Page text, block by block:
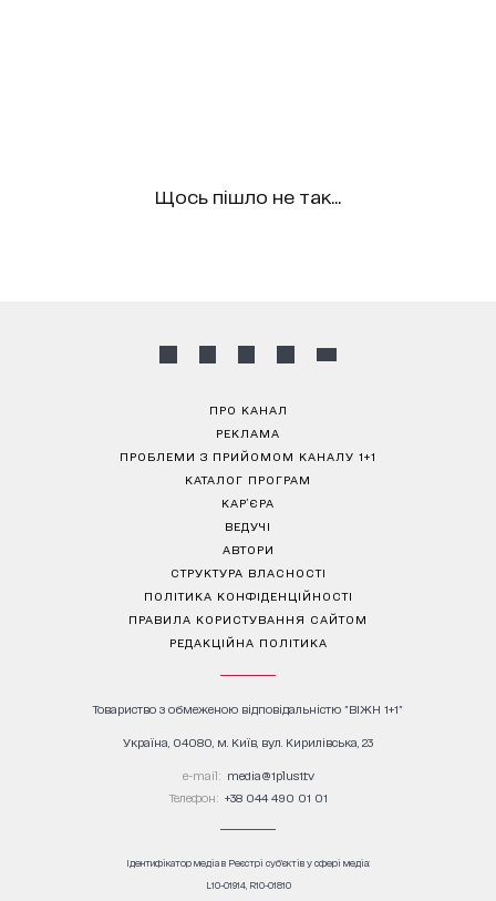
Щось пішло не так...
ПРО КАНАЛ
РЕКЛАМА
ПРОБЛЕМИ З ПРИЙОМОМ КАНАЛУ 1+1
КАТАЛОГ ПРОГРАМ
КАР’ЄРА
ВЕДУЧІ
АВТОРИ
СТРУКТУРА ВЛАСНОСТІ
ПОЛІТИКА КОНФІДЕНЦІЙНОСТІ
ПРАВИЛА КОРИСТУВАННЯ САЙТОМ
РЕДАКЦІЙНА ПОЛІТИКА
Товариство з обмеженою відповідальністю "ВІЖН 1+1"
Україна, 04080, м. Київ, вул. Кирилівська, 23
е-mail: media@1plus1.tv
Телефон: +38 044 490 01 01
Ідентифікатор медіа в Реєстрі суб’єктів у сфері медіа:
L10-01914, R10-01810